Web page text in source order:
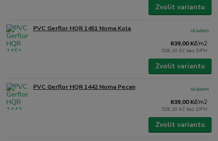
Zvolit variantu
PVC Gerflor HQR 1451 Noma Kola
639,00 Kč/m2
528,10 Kč bez DPH
skladem
Zvolit variantu
PVC Gerflor HQR 1442 Noma Pecan
639,00 Kč/m2
528,10 Kč bez DPH
skladem
Zvolit variantu